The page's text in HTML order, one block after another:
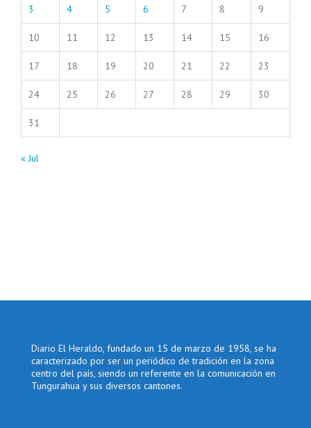
3 4 5 6 7 8 9
10 11 12 13 14 15 16
17 18 19 20 21 22 23
24 25 26 27 28 29 30
31
« Jul
Diario El Heraldo, fundado un 15 de marzo de 1958, se ha
caracterizado por ser un periódico de tradición en la zona
centro del país, siendo un referente en la comunicación en
Tungurahua y sus diversos cantones.